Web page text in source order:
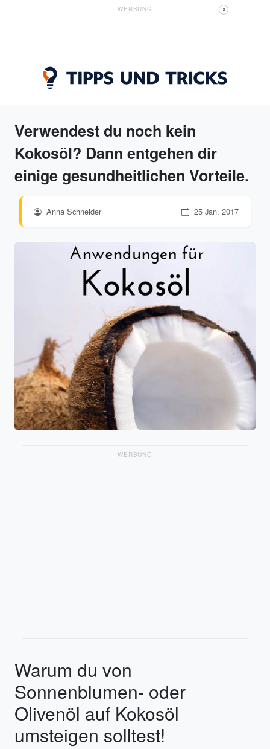
WERBUNG X
Verwendest du noch kein
Kokosöl? Dann entgehen dir
einige gesundheitlichen Vorteile.
Anna Schneider 25 Jan, 2017
WERBUNG
Warum du von
Sonnenblumen- oder
Olivenöl auf Kokosöl
umsteigen solltest!